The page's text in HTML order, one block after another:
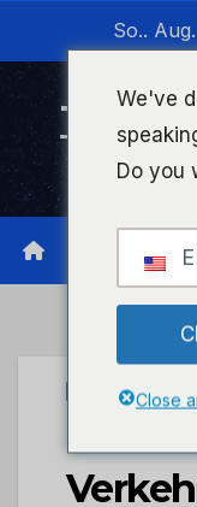
wechseln
So..
UNCATEGORIZED
POL-
We've
Do you
Close